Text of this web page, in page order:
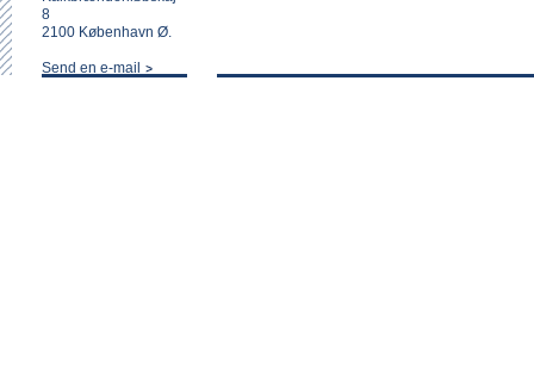
8
2100 København Ø.
Send en e-mail